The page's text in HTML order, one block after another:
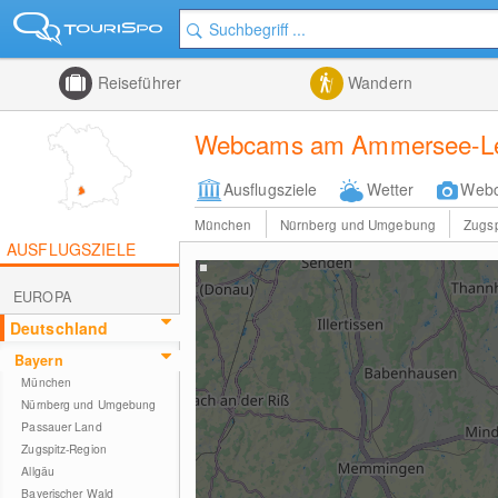
Reiseführer Wandern
Webcams am Ammersee-
Ausflugsziele Wetter
München Nürnberg und Umgebung
AUSFLUGSZIELE
EUROPA
Deutschland
Bayern
München
Nürnberg und Umgebung
Passauer Land
Zugspitz-Region
Allgäu
Bayerischer Wald